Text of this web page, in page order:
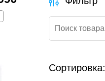
Сортировка: